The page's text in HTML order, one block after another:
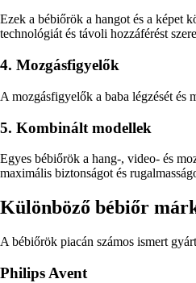
Ezek a bébiőrök a hangot és a képet
technológiát és távoli hozzáférést
4. Mozgásfigyelők
A mozgásfigyelők a baba légzését és
5. Kombinált modellek
Egyes bébiőrök a hang-, video- és
maximális biztonságot és
Különböző bébiőr
A bébiőrök piacán számos ismert
Philips Avent